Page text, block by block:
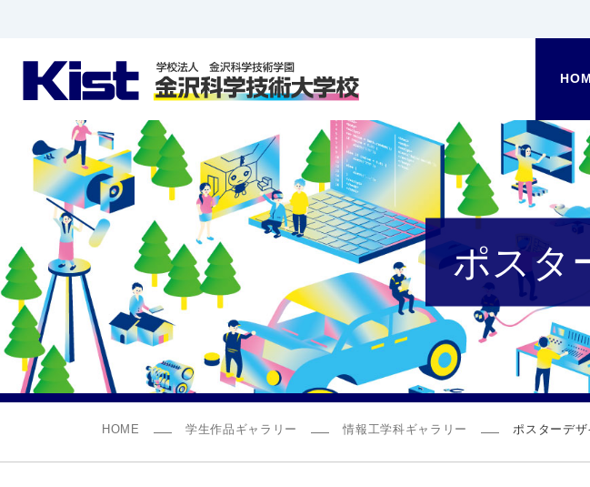
ポスタ
HOME 学生作品ギャラリー 情報工学科ギャラリー ポスターデザ